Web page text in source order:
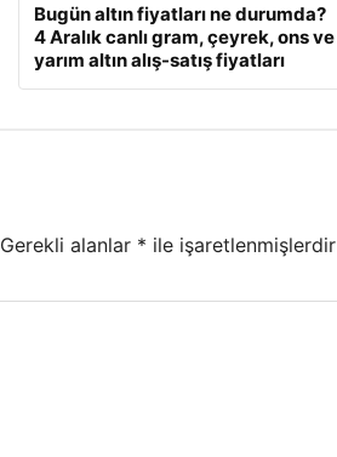
Bugün altın fiyatları ne durumda?
4 Aralık canlı gram, çeyrek, ons ve
yarım altın alış-satış fiyatları
Gerekli alanlar * ile işaretlenmişlerdir